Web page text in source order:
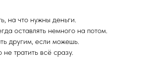
на что нужны деньги.
оставлять немного на потом.
другим, если можешь.
тратить всё сразу.